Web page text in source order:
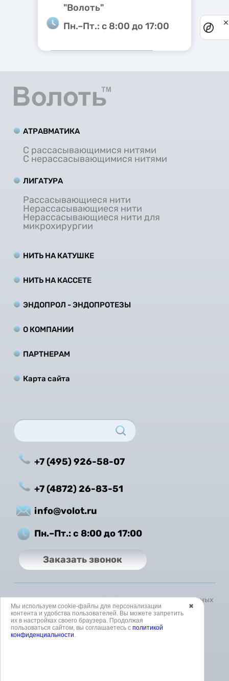
"Волоть"
Пн.–Пт.: с 8:00 до 17:00
АТРАВМАТИКА
С рассасывающимися нитями
С нерассасывающимися нитями
ЛИГАТУРА
Рассасывающиеся нити
Нерассасывающиеся нити
Нерассасывающиеся нити для
микрохирургии
НИТЬ НА КАТУШКЕ
НИТЬ НА КАCCЕТЕ
ЭНДОПРОЛ - ЭНДОПРОТЕЗЫ
О КОМПАНИИ
ПАРТНЕРАМ
Карта сайта
+7 (495) 926-58-07
+7 (4872) 26-83-51
info@volot.ru
Пн.–Пт.: с 8:00 до 17:00
Заказать звонок
Политика в отношении обработки персональных данных
Согласие на обработку персональных данных
Согласие на обработку данных метрическими
✖
Мы используем cookie-файлы для персонализации
контента и удобства пользователей. Вы можете запретить
их в настройках своего браузера. Продолжая
пользоваться сайтом, вы соглашаетесь с политикой
конфиденциальности.